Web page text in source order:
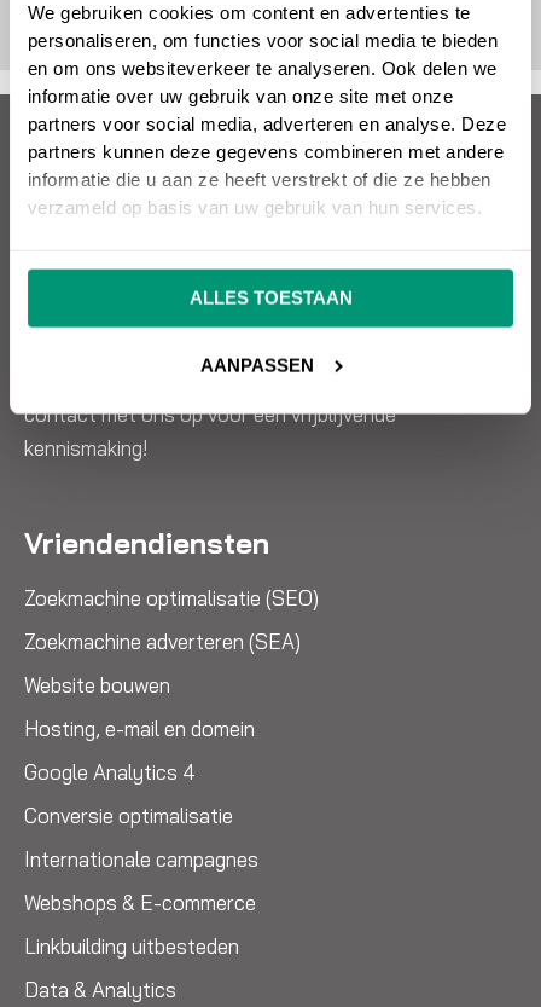
We gebruiken cookies om content en advertenties te
personaliseren, om functies voor social media te bieden
en om ons websiteverkeer te analyseren. Ook delen we
informatie over uw gebruik van onze site met onze
partners voor social media, adverteren en analyse. Deze
partners kunnen deze gegevens combineren met andere
informatie die u aan ze heeft verstrekt of die ze hebben
verzameld op basis van uw gebruik van hun services.
ALLES TOESTAAN
AANPASSEN
Over SEO vrienden
Wil jij een succesvolle website die omzet oplevert?
effectief. SEO, Google Ads, design, websitebouw en
meer. Alles onder één dak.
Wil je weten wat wij voor jou kunnen betekenen? Neem
contact met ons op voor een vrijblijvende
kennismaking!
Vriendendiensten
Zoekmachine optimalisatie (SEO)
Zoekmachine adverteren (SEA)
Website bouwen
Hosting, e-mail en domein
Google Analytics 4
Conversie optimalisatie
Internationale campagnes
Webshops & E-commerce
Linkbuilding uitbesteden
Data & Analytics